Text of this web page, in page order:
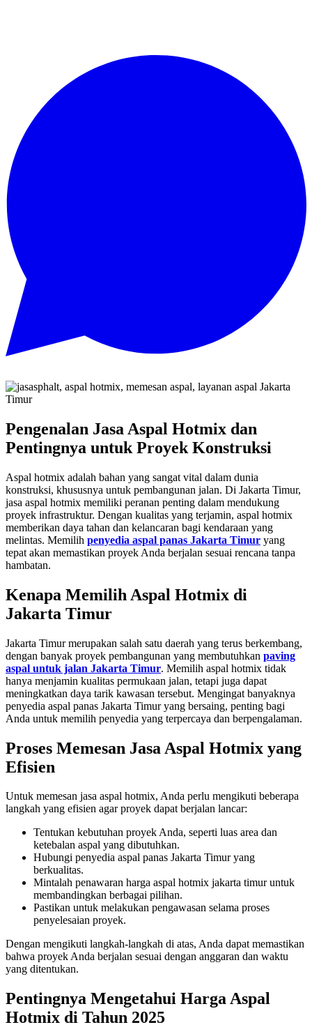
Pengenalan Jasa Aspal Hotmix dan
Pentingnya untuk Proyek Konstruksi
Aspal hotmix adalah bahan yang sangat vital dalam dunia
konstruksi, khususnya untuk pembangunan jalan. Di Jakarta Timur,
jasa aspal hotmix memiliki peranan penting dalam mendukung
proyek infrastruktur. Dengan kualitas yang terjamin, aspal hotmix
memberikan daya tahan dan kelancaran bagi kendaraan yang
melintas. Memilih penyedia aspal panas Jakarta Timur yang
tepat akan memastikan proyek Anda berjalan sesuai rencana tanpa
hambatan.
Kenapa Memilih Aspal Hotmix di
Jakarta Timur
Jakarta Timur merupakan salah satu daerah yang terus berkembang,
dengan banyak proyek pembangunan yang membutuhkan paving
aspal untuk jalan Jakarta Timur. Memilih aspal hotmix tidak
hanya menjamin kualitas permukaan jalan, tetapi juga dapat
meningkatkan daya tarik kawasan tersebut. Mengingat banyaknya
penyedia aspal panas Jakarta Timur yang bersaing, penting bagi
Anda untuk memilih penyedia yang terpercaya dan berpengalaman.
Proses Memesan Jasa Aspal Hotmix yang
Efisien
Untuk memesan jasa aspal hotmix, Anda perlu mengikuti beberapa
langkah yang efisien agar proyek dapat berjalan lancar:
Tentukan kebutuhan proyek Anda, seperti luas area dan
ketebalan aspal yang dibutuhkan.
Hubungi penyedia aspal panas Jakarta Timur yang
berkualitas.
Mintalah penawaran harga aspal hotmix jakarta timur untuk
membandingkan berbagai pilihan.
Pastikan untuk melakukan pengawasan selama proses
penyelesaian proyek.
Dengan mengikuti langkah-langkah di atas, Anda dapat memastikan
bahwa proyek Anda berjalan sesuai dengan anggaran dan waktu
yang ditentukan.
Pentingnya Mengetahui Harga Aspal
Hotmix di Tahun 2025